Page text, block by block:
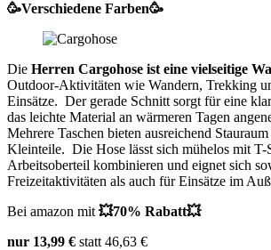
🥳Verschiedene Farben🥳
Die Herren Cargohose ist eine vielseitige
Outdoor-Aktivitäten wie Wandern, Trekking
Einsätze. Der gerade Schnitt sorgt für eine
das leichte Material an wärmeren Tagen
Mehrere Taschen bieten ausreichend
Kleinteile. Die Hose lässt sich mühelos mit T-
Arbeitsoberteil kombinieren und eignet sich
Freizeitaktivitäten als auch für Einsätze im
Bei amazon mit 💥70% Rabatt💥
nur 13,99 € statt 46,63 €